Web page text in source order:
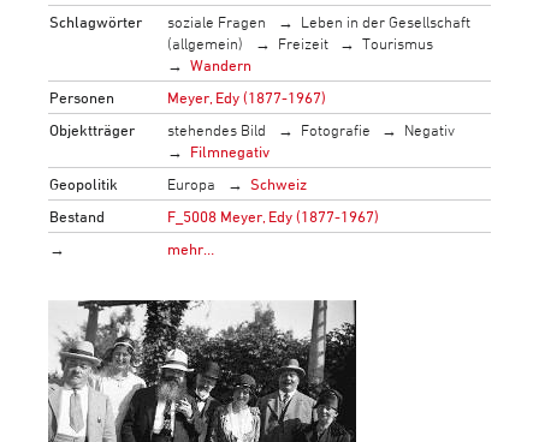
Schlagwörter
soziale Fragen
Leben in der Gesellschaft
(allgemein)
Freizeit
Tourismus
Wandern
Personen
Meyer, Edy (1877-1967)
Objektträger
stehendes Bild Fotografie
Negativ
Filmnegativ
Geopolitik
Europa
Schweiz
Bestand
F_5008 Meyer, Edy (1877-1967)
→
mehr…